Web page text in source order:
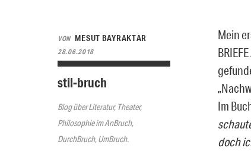
VON MESUT BAYRAKTAR
28.06.2018
stil-bruch
Blog über Literatur, Theater,
Philosophie im AnBruch,
DurchBruch, UmBruch.
Mein
Im
doch